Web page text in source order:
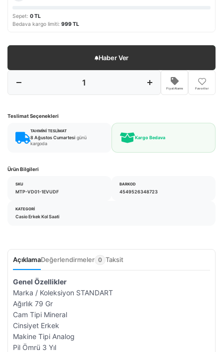
Sepet: 0 TL
Bedava kargo limiti: 999 TL
Haber Ver
Fiyat Alarmı Favoriler
Teslimat Seçenekleri
TAHMINI TESLIMAT
8 Ağustos Cumartesi günü
kargoda
Kargo Bedava
Ürün Bilgileri
SKU
MTP-VD01-1EVUDF
BARKOD
4549526348723
KATEGORI
Casio Erkek Kol Saati
AçıklamaDeğerlendirmeler 0 Taksit
Genel Özellikler
Marka / Koleksiyon STANDART
Ağırlık 79 Gr
Cam Tipi Mineral
Cinsiyet Erkek
Makine Tipi Analog
Pil Ömrü 3 Yıl